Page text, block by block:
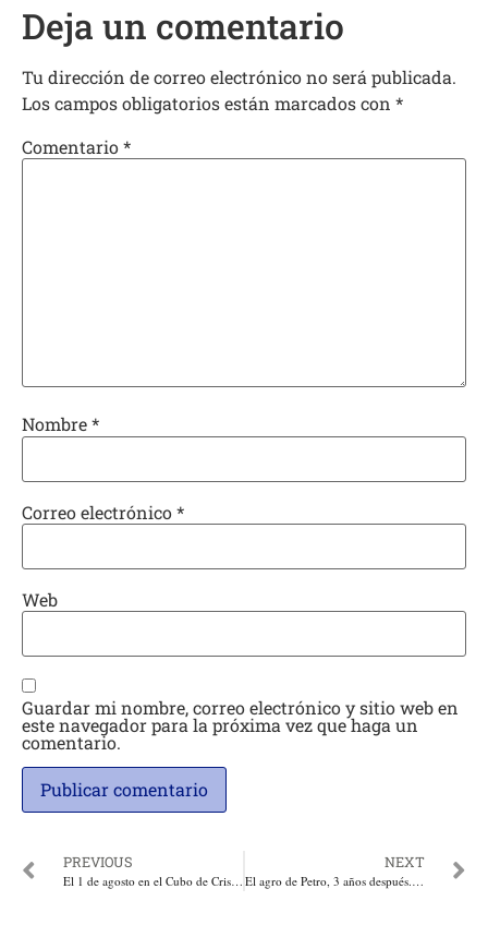
Deja un comentario
Tu dirección de correo electrónico no será publicada.
Los campos obligatorios están marcados con *
Comentario*
Nombre*
Correo electrónico*
Web
Guardar mi nombre, correo electrónico y sitio web en
este navegador para la próxima vez que haga un
comentario.
PREVIOUS
El 1 de agosto en el Cubo de Cristal: XI Foro del Caribe Colombiano
NEXT
El agro de Petro, 3 años después. Por: Indalecio Dangond*